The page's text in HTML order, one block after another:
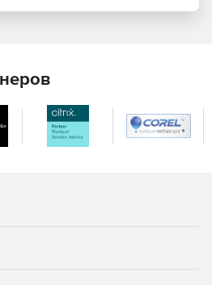
анализ для
принятия
действий. Матрицы помогают
информацию в форме
быстро и легко отправлять